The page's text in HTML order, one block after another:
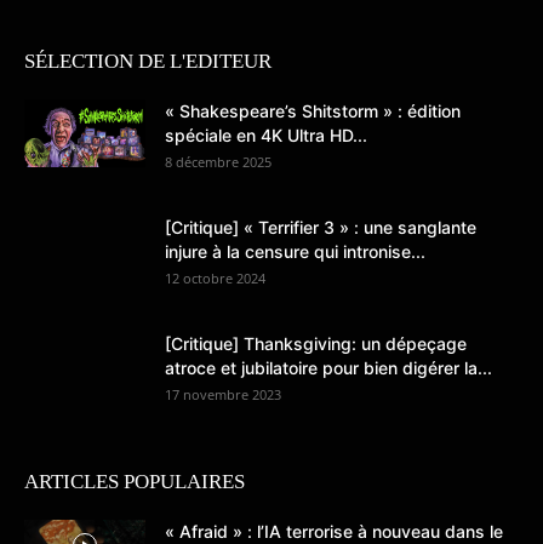
SÉLECTION DE L'EDITEUR
« Shakespeare’s Shitstorm » : édition
spéciale en 4K Ultra HD...
8 décembre 2025
[Critique] « Terrifier 3 » : une sanglante
injure à la censure qui intronise...
12 octobre 2024
[Critique] Thanksgiving: un dépeçage
atroce et jubilatoire pour bien digérer la...
17 novembre 2023
ARTICLES POPULAIRES
« Afraid » : l’IA terrorise à nouveau dans le